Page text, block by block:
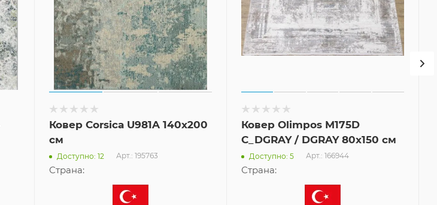
Ковер Corsica U981A 140x200
см
Доступно: 12 Арт.: 195763
Страна:
Ковер Olimpos M175D
C_DGRAY / DGRAY 80x150 см
Доступно: 5 Арт.: 166944
Страна: